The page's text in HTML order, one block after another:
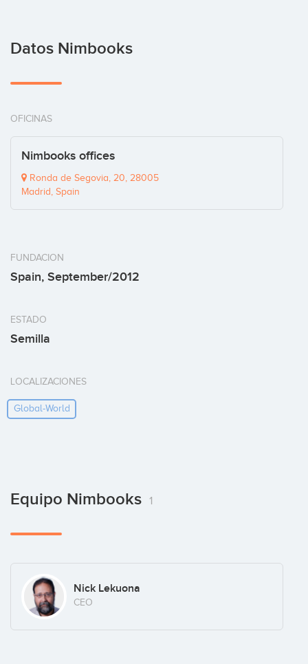
Datos Nimbooks
OFICINAS
Nimbooks offices
Ronda de Segovia, 20, 28005
Madrid, Spain
FUNDACION
Spain, September/2012
ESTADO
Semilla
LOCALIZACIONES
Global-World
Equipo Nimbooks 1
Nick Lekuona
CEO